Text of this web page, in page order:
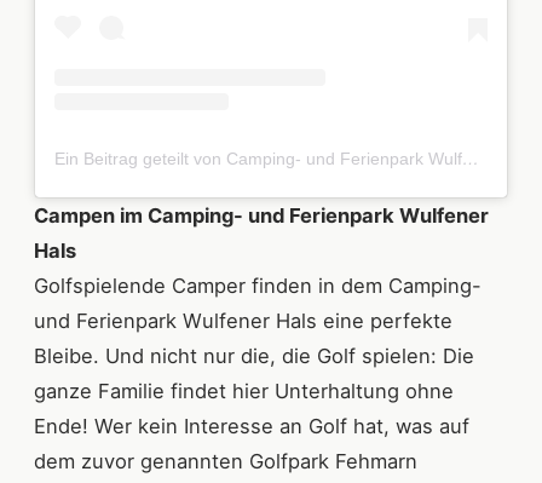
Ein Beitrag geteilt von Camping- und Ferienpark Wulfen (@wulfenerhals)
Campen im Camping- und Ferienpark Wulfener
Hals
Golfspielende Camper finden in dem Camping-
und Ferienpark Wulfener Hals eine perfekte
Bleibe. Und nicht nur die, die Golf spielen: Die
ganze Familie findet hier Unterhaltung ohne
Ende! Wer kein Interesse an Golf hat, was auf
dem zuvor genannten Golfpark Fehmarn